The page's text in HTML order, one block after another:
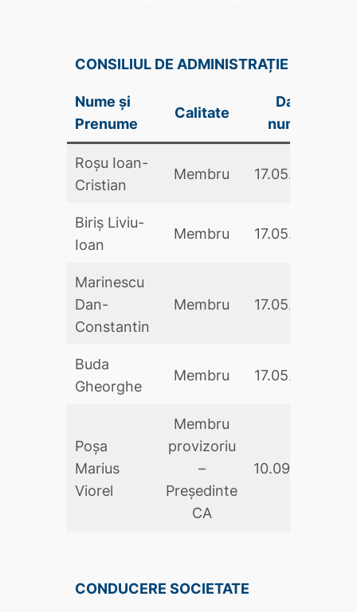
CONSILIUL DE ADMINISTRAȚIE
Nume și
Prenume
Calitate
Data
numirii
Roșu Ioan-
Cristian
Membru 17.05.2024
Biriș Liviu-
Ioan
Membru 17.05.2024
Marinescu
Dan-
Constantin
Membru 17.05.2024
Buda
Gheorghe
Membru 17.05.2024
Poşa
Marius
Viorel
Membru
provizoriu
–
Președinte
CA
10.09.2025
CONDUCERE SOCIETATE